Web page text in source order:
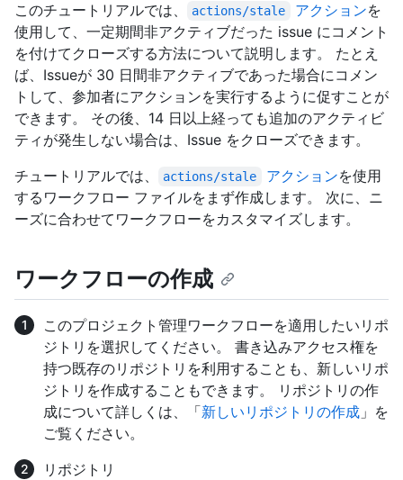
このチュートリアルでは、 actions/stale アクションを
使用して、一定期間非アクティブだった issue にコメント
を付けてクローズする方法について説明します。 たとえ
ば、Issueが 30 日間非アクティブであった場合にコメン
トして、参加者にアクションを実行するように促すことが
できます。 その後、14 日以上経っても追加のアクティビ
ティが発生しない場合は、Issue をクローズできます。
チュートリアルでは、
actions/stale アクションを使用
するワークフロー ファイルをまず作成します。 次に、ニ
ーズに合わせてワークフローをカスタマイズします。
ワークフローの作成
このプロジェクト管理ワークフローを適用したいリポ
ジトリを選択してください。 書き込みアクセス権を
持つ既存のリポジトリを利用することも、新しいリポ
ジトリを作成することもできます。 リポジトリの作
成について詳しくは、「新しいリポジトリの作成 」を
ご覧ください。
リポジトリ